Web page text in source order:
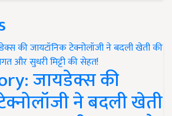
जायडेक्स की
ने बदली खेती